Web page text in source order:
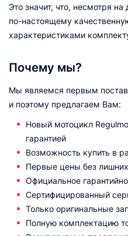
Это значит, что, несмотря
по-настоящему
характеристиками
Почему мы?
Мы являемся первым
и поэтому предлагаем Вам:
Новый мотоцикл
гарантией
Возможность купить в
Первые цены без
Официальное
Сертифицированный
Только оригинальные
Полную комплектацию